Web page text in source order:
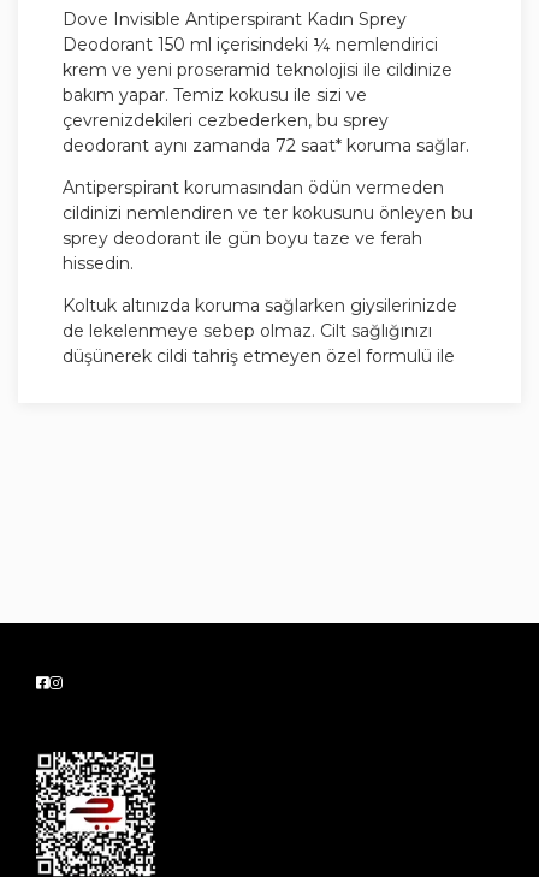
Dove Invisible Antiperspirant Kadın Sprey
Deodorant 150 ml içerisindeki ¼ nemlendirici
krem ve yeni proseramid teknolojisi ile cildinize
bakım yapar. Temiz kokusu ile sizi ve
çevrenizdekileri cezbederken, bu sprey
deodorant aynı zamanda 72 saat* koruma sağlar.
Antiperspirant korumasından ödün vermeden
cildinizi nemlendiren ve ter kokusunu önleyen bu
sprey deodorant ile gün boyu taze ve ferah
hissedin.
Koltuk altınızda koruma sağlarken giysilerinizde
de lekelenmeye sebep olmaz. Cilt sağlığınızı
düşünerek cildi tahriş etmeyen özel formulü ile
Peki bu deodorant nasıl kullanılır? Deodorantı
Ürün Özellikleri Nelerdir?
Dove’un cildinize en nazik formülü.
İçerisindeki proseramid teknolojisi ve ¼